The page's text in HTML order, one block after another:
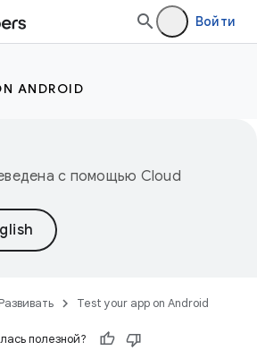
Войти
ANDROID
с помощью Cloud
Развивать Test your app on Android
полезной?